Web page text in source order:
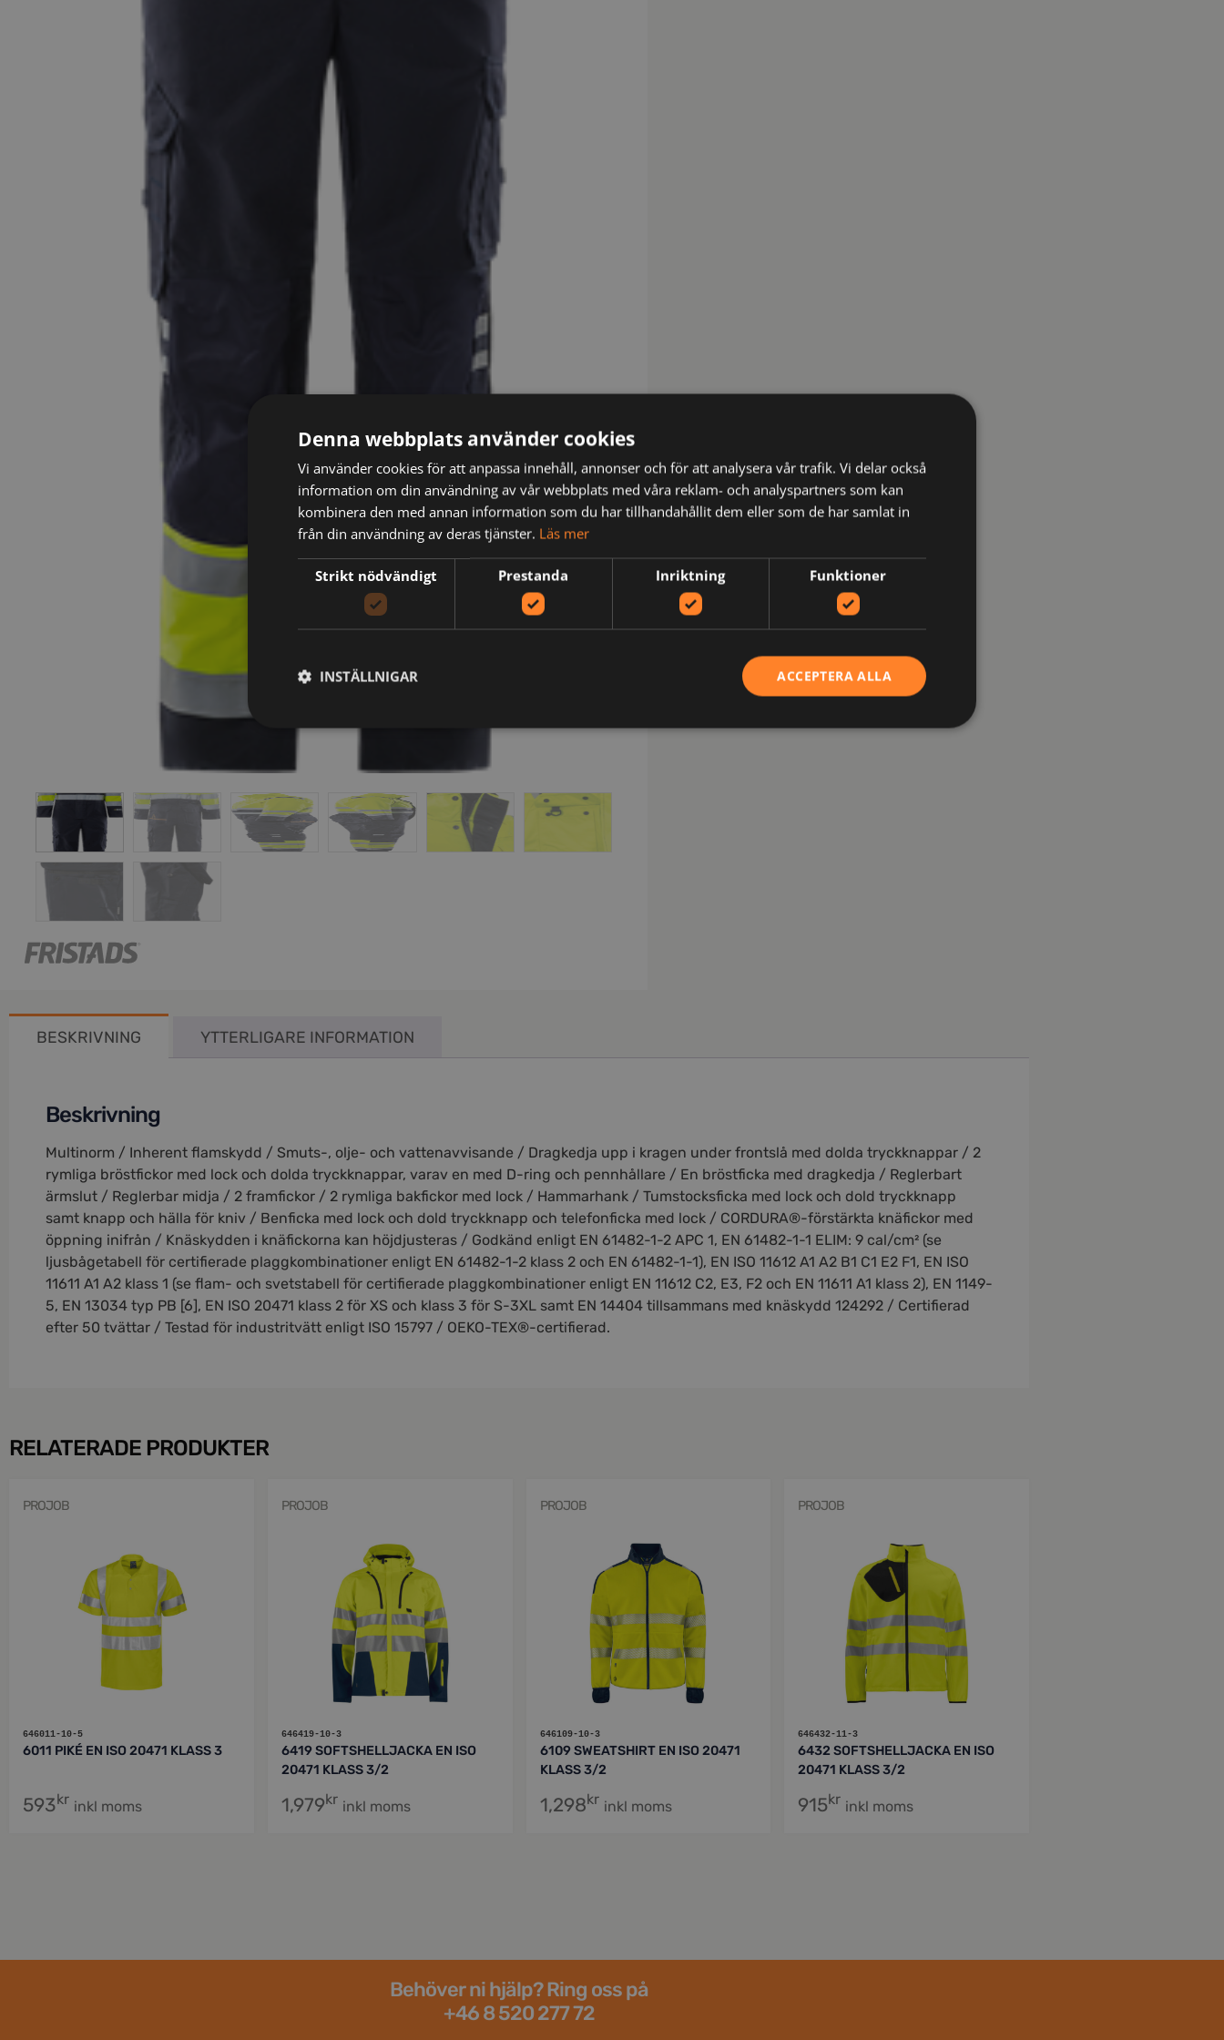
BESKRIVNING YTTERLIGARE INFORMATION
Beskrivning
Multinorm / Inherent flamskydd / Smuts-, olje- och vattenavvisande / Dragkedja upp i kragen under frontslå med dolda tryckknappar / 2
rymliga bröstfickor med lock och dolda tryckknappar, varav en med D-ring och pennhållare / En bröstficka med dragkedja / Reglerbart
ärmslut / Reglerbar midja / 2 framfickor / 2 rymliga bakfickor med lock / Hammarhank / Tumstocksficka med lock och dold tryckknapp
samt knapp och hälla för kniv / Benficka med lock och dold tryckknapp och telefonficka med lock / CORDURA®-förstärkta knäfickor med
öppning inifrån / Knäskydden i knäfickorna kan höjdjusteras / Godkänd enligt EN 61482-1-2 APC 1, EN 61482-1-1 ELIM: 9 cal/cm² (se
ljusbågetabell för certifierade plaggkombinationer enligt EN 61482-1-2 klass 2 och EN 61482-1-1), EN ISO 11612 A1 A2 B1 C1 E2 F1, EN ISO
11611 A1 A2 klass 1 (se flam- och svetstabell för certifierade plaggkombinationer enligt EN 11612 C2, E3, F2 och EN 11611 A1 klass 2), EN 1149-
5, EN 13034 typ PB [6], EN ISO 20471 klass 2 för XS och klass 3 för S-3XL samt EN 14404 tillsammans med knäskydd 124292 / Certifierad
efter 50 tvättar / Testad för industritvätt enligt ISO 15797 / OEKO-TEX®-certifierad.
RELATERADE PRODUKTER
PROJOB
646011-10-5
6011 PIKÉ EN ISO 20471 KLASS 3
593kr inkl moms
PROJOB
646419-10-3
6419 SOFTSHELLJACKA EN ISO
20471 KLASS 3/2
1,979kr inkl moms
PROJOB
646109-10-3
6109 SWEATSHIRT EN ISO 20471
KLASS 3/2
1,298kr inkl moms
PROJOB
646432-11-3
6432 SOFTSHELLJACKA EN ISO
20471 KLASS 3/2
915kr inkl moms
Behöver ni hjälp? Ring oss på
+46 8 520 277 72
Denna webbplats använder cookies
Vi använder cookies för att anpassa innehåll, annonser och för att analysera vår trafik. Vi delar också
information om din användning av vår webbplats med våra reklam- och analyspartners som kan
kombinera den med annan information som du har tillhandahållit dem eller som de har samlat in
från din användning av deras tjänster. Läs mer
Strikt nödvändigt Prestanda Inriktning Funktioner
ACCEPTERA ALLA
INSTÄLLNIGAR